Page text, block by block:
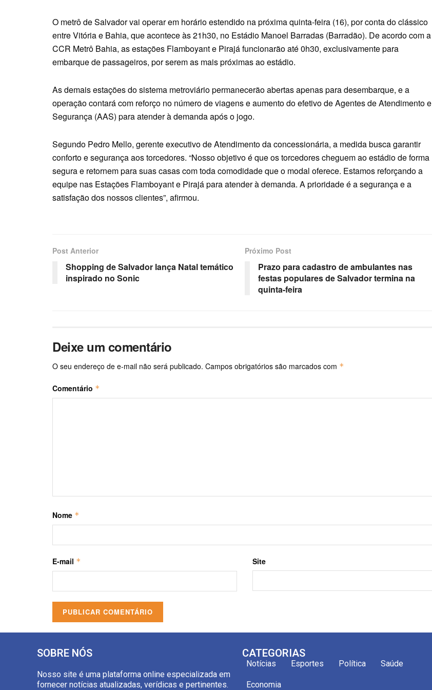
O metrô de Salvador vai operar em horário estendido na próxima quinta-feira (16), por conta do clássico
entre Vitória e Bahia, que acontece às 21h30, no Estádio Manoel Barradas (Barradão). De acordo com a
CCR Metrô Bahia, as estações Flamboyant e Pirajá funcionarão até 0h30, exclusivamente para
embarque de passageiros, por serem as mais próximas ao estádio.
As demais estações do sistema metroviário permanecerão abertas apenas para desembarque, e a
operação contará com reforço no número de viagens e aumento do efetivo de Agentes de Atendimento e
Segurança (AAS) para atender à demanda após o jogo.
Segundo Pedro Mello, gerente executivo de Atendimento da concessionária, a medida busca garantir
conforto e segurança aos torcedores. “Nosso objetivo é que os torcedores cheguem ao estádio de forma
segura e retornem para suas casas com toda comodidade que o modal oferece. Estamos reforçando a
equipe nas Estações Flamboyant e Pirajá para atender à demanda. A prioridade é a segurança e a
satisfação dos nossos clientes”, afirmou.
Post Anterior
Shopping de Salvador lança Natal temático
inspirado no Sonic
Próximo Post
Prazo para cadastro de ambulantes nas
festas populares de Salvador termina na
quinta-feira
Deixe um comentário
O seu endereço de e-mail não será publicado. Campos obrigatórios são marcados com *
Comentário *
Nome *
E-mail * Site
SOBRE NÓS
Nosso site é uma plataforma online especializada em
fornecer notícias atualizadas, verídicas e pertinentes.
CATEGORIAS
Notícias Esportes Política Saúde
Economia